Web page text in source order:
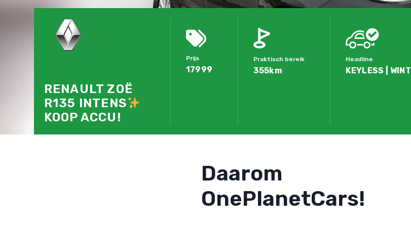
RENAULT ZOË
R135 INTENS
KOOP ACCU!
Prijs
17999
Praktisch bereik
355km
Headline
KEYLESS |
Daarom
OnePlanetCars!